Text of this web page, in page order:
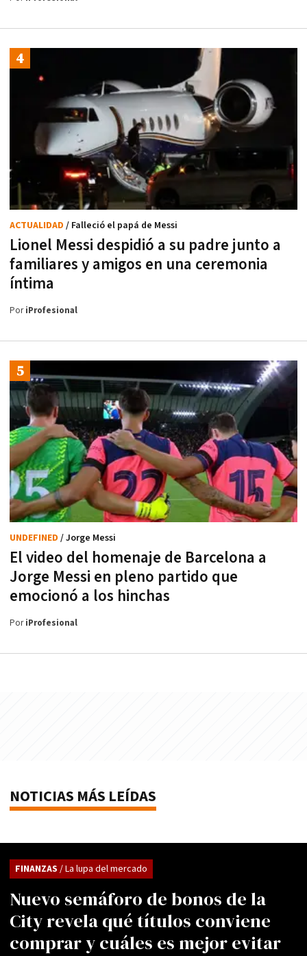
Lionel Messi despidió a su padre junto a
familiares y amigos en una ceremonia
íntima
ACTUALIDAD / Falleció el papá de Messi
PoriProfesional
El video del homenaje de Barcelona a
Jorge Messi en pleno partido que
emocionó a los hinchas
UNDEFINED / Jorge Messi
PoriProfesional
NOTICIAS MÁS LEÍDAS
Nuevo semáforo de bonos de la
City revela qué títulos conviene
comprar y cuáles es mejor evitar
FINANZAS / La lupa del mercado